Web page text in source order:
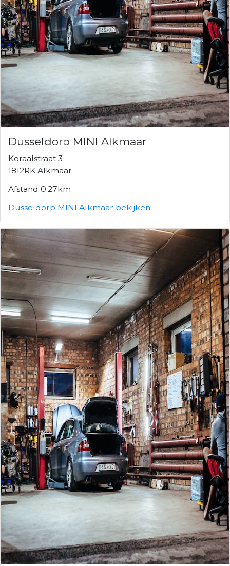
Dusseldorp MINI Alkmaar
Koraalstraat 3
1812RK Alkmaar
Afstand 0.27km
Dusseldorp MINI Alkmaar bekijken